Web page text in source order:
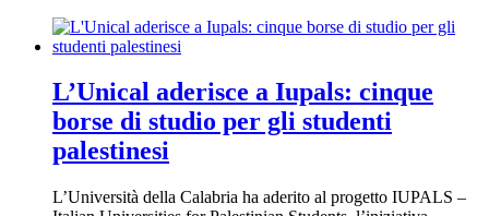
L’Unical aderisce a Iupals: cinque
borse di studio per gli studenti
palestinesi
L’Università della Calabria ha aderito al progetto IUPALS –